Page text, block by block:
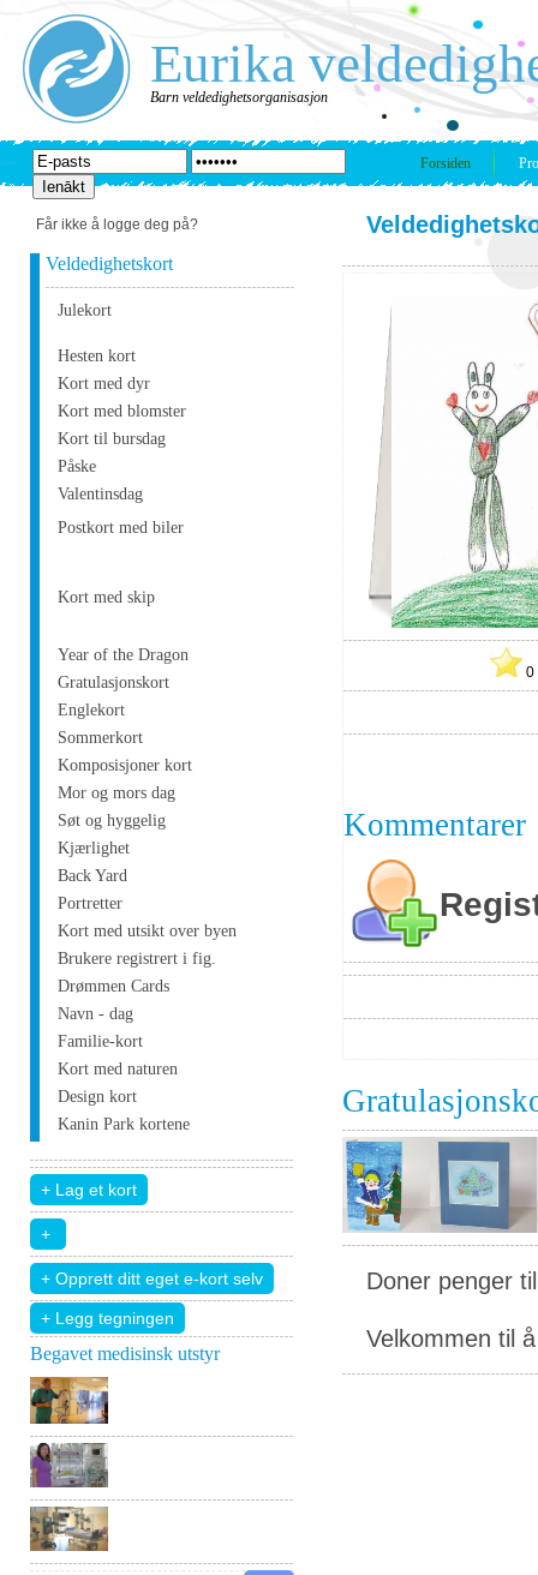
Eurika
Barn veldedighetsorganisasjon
Forsiden
Får ikke å logge deg på?
Veldedighetskort
Julekort
Hesten kort
Kort med dyr
Kort med blomster
Kort til bursdag
Påske
Valentinsdag
Postkort med biler
Kort med skip
Year of the Dragon
Gratulasjonskort
Englekort
Sommerkort
Komposisjoner kort
Mor og mors dag
Søt og hyggelig
Kjærlighet
Back Yard
Portretter
Kort med utsikt over byen
Brukere registrert i fig.
Drømmen Cards
Navn - dag
Familie-kort
Kort med naturen
Design kort
Kanin Park kortene
+ Legg tegningen
Begavet medisinsk utstyr
Kommentarer
Doner penger
Velkommen til